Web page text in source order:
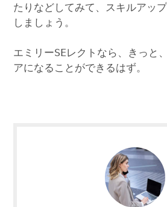
たりなどしてみて、スキルアッ
しましょう。
エミリーSEレクトなら、きっと
アになることができるはず。